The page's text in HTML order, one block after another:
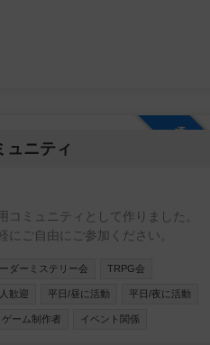
ュニティ
ミュニティとして作りました。
にご自由にご参加ください。
ダーミステリー会 TRPG会
歓迎 平日/昼に活動 平日/夜に活動
ゲーム制作者 イベント関係